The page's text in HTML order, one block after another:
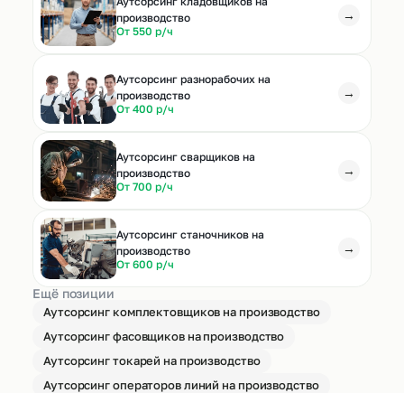
производство
От 550 р/ч
→
Аутсорсинг разнорабочих на
производство
От 400 р/ч
→
Аутсорсинг сварщиков на
производство
От 700 р/ч
→
Аутсорсинг станочников на
производство
От 600 р/ч
→
Ещё позиции
Аутсорсинг комплектовщиков на производство
Аутсорсинг фасовщиков на производство
Аутсорсинг токарей на производство
Аутсорсинг операторов линий на производство